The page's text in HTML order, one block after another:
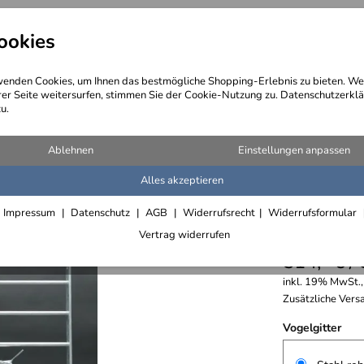
Cookies, um Ihnen das bestmögliche Shopping-Erlebnis zu bieten.
Seite weitersurfen, stimmen Sie der Cookie-Nutzung zu.
Ablehnen Einstellungen anpassen
Alles akzeptieren
Impressum Datenschutz AGB Widerrufsrecht
Widerrufsformular
Vertrag widerrufen
Wegebeschreibung @
>
Prima
und
514,- € /
inkl. 19%
Zusätzliche
Vogelgitter